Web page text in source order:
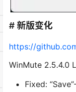
# 新版变化
https://
WinMute 2.5.4.0
Fixed: